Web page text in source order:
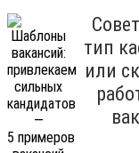
тип
или